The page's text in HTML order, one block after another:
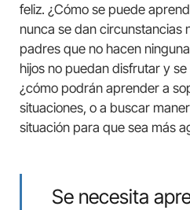
feliz. ¿Cómo se puede
nunca se dan circunstancias
padres que no hacen
hijos no puedan disfrutar y
¿cómo podrán aprender a
situaciones, o a buscar
situación para que sea más
Se necesita